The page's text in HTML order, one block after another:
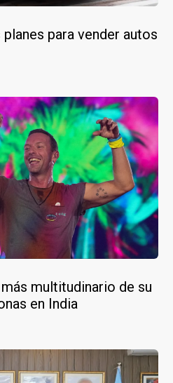
para vender autos
multitudinario de su
en India